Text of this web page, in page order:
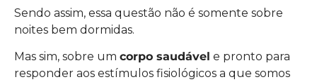
Sendo assim, essa questão não é somente sobre
noites bem dormidas.
Mas sim, sobre um corpo saudável e pronto para
responder aos estímulos fisiológicos a que somos